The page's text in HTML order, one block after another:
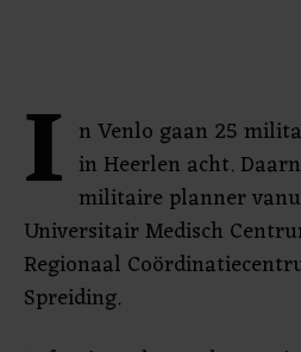
I n Venlo gaan 25
in Heerlen acht.
militaire planner
Universitair Medisch
Regionaal
Spreiding.